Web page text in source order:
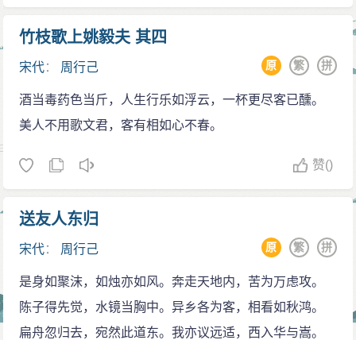
竹枝歌上姚毅夫 其四
宋代： 周行己 拼
繁
原
酒当毒药色当斤，人生行乐如浮云，一杯更尽客已醺。
美人不用歌文君，客有相如心不春。
赞()
送友人东归
宋代： 周行己 拼
繁
原
是身如聚沫，如烛亦如风。奔走天地内，苦为万虑攻。
陈子得先觉，水镜当胸中。异乡各为客，相看如秋鸿。
扁舟忽归去，宛然此道东。我亦议远适，西入华与嵩。